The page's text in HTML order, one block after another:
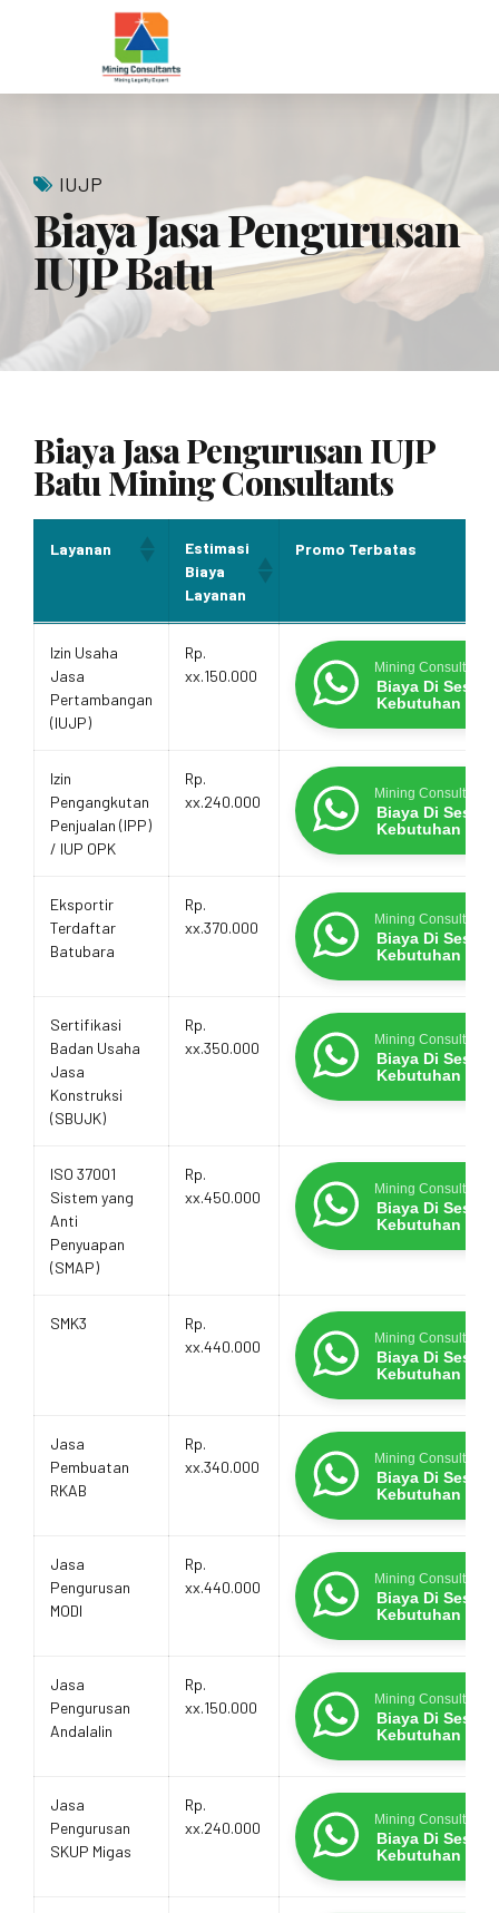
IUJP
Biaya Jasa Pengurusan
IUJP Batu
Biaya Jasa Pengurusan IUJP
Batu Mining Consultants
Layanan
Estimasi
Biaya
Layanan
Promo Terbatas
Biaya
Layanan
Promo Terbatas
Izin Usaha
Jasa
Pertambangan
(IUJP)
Rp.
xx.150.000
Mining Consultants
Biaya Di
Kebutuhan
Izin
Pengangkutan
Penjualan (IPP)
/ IUP OPK
Rp.
xx.240.000
Mining Consultants
Biaya Di
Kebutuhan
Eksportir
Terdaftar
Batubara
Rp.
xx.370.000
Mining Consultants
Biaya Di
Kebutuhan
Sertifikasi
Badan Usaha
Jasa
Konstruksi
(SBUJK)
Rp.
xx.350.000
Mining Consultants
Biaya Di
Kebutuhan
ISO 37001
Sistem yang
Anti
Penyuapan
(SMAP)
Rp.
xx.450.000
Mining Consultants
Biaya Di
Kebutuhan
SMK3
Rp.
xx.440.000
Mining Consultants
Biaya Di
Kebutuhan
Jasa
Pembuatan
RKAB
Rp.
xx.340.000
Mining Consultants
Biaya Di
Kebutuhan
Jasa
Pengurusan
MODI
Rp.
xx.440.000
Mining Consultants
Biaya Di
Kebutuhan
Jasa
Pengurusan
Andalalin
Rp.
xx.150.000
Mining Consultants
Biaya Di
Kebutuhan
Jasa
Pengurusan
SKUP Migas
Rp.
xx.240.000
Mining Consultants
Biaya Di
Kebutuhan